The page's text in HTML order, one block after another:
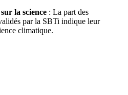
la science : La part des
par la SBTi indique leur
climatique.